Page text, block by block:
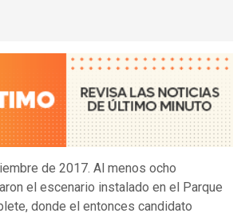
de 2017. Al menos ocho
el escenario instalado en el Parque
donde el entonces candidato